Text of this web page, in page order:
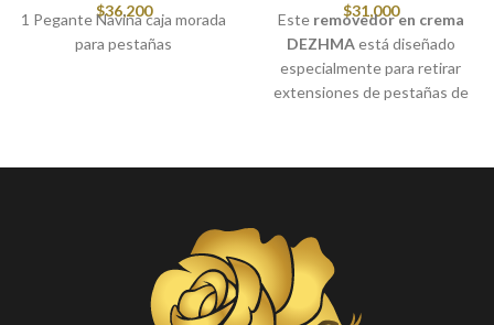
$36,200
1 Pegante Navina caja morada
para pestañas
$31,000
Este removedor en crema
DEZHMAestá diseñado
especialmente para retirar
extensiones de pestañas de
cremosa ofrece un control
clásico o híbrido.